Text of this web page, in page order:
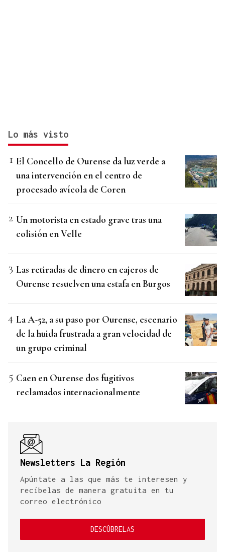
Lo más visto
El Concello de Ourense da luz verde a
una intervención en el centro de
procesado avícola de Coren
Un motorista en estado grave tras una
colisión en Velle
Las retiradas de dinero en cajeros de
Ourense resuelven una estafa en Burgos
La A-52, a su paso por Ourense, escenario
de la huida frustrada a gran velocidad de
un grupo criminal
Caen en Ourense dos fugitivos
reclamados internacionalmente
Newsletters La Región
Apúntate a las que más te interesen y
recíbelas de manera gratuita en tu
correo electrónico
DESCÚBRELAS